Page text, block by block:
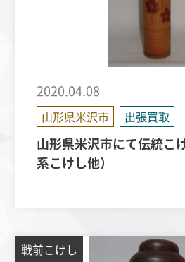
2020.04.08
山形県米沢市 出張買取
山形県米沢市にて伝統こ
系こけし他）
戦前こけし